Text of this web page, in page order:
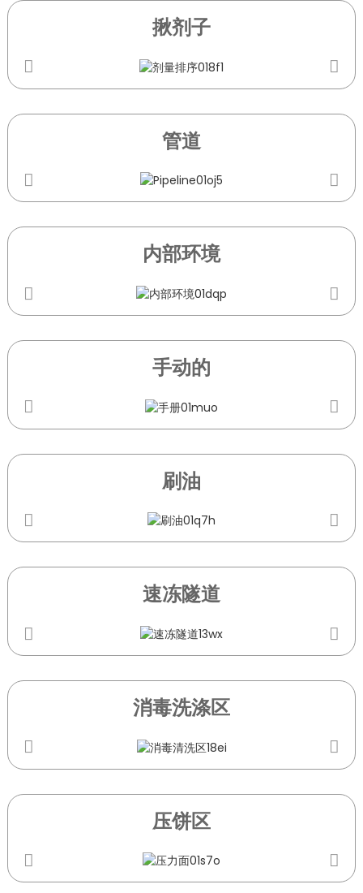
揪剂子
管道
内部环境
手动的
刷油
速冻隧道
消毒洗涤区
压饼区